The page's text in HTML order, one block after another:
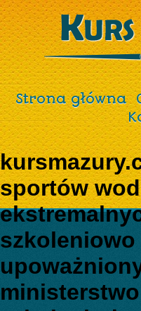
Strona główna
sportów